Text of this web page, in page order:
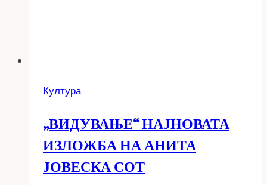
Култура
„ВИДУВАЊЕ“ НАЈНОВАТА
ИЗЛОЖБА НА АНИТА
ЈОВЕСКА СОТ